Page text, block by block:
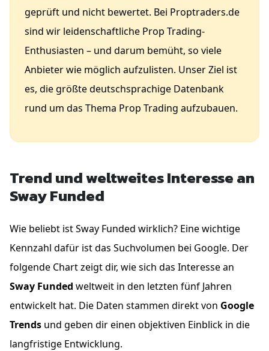
geprüft und nicht bewertet. Bei Proptraders.de
sind wir leidenschaftliche Prop Trading-
Enthusiasten – und darum bemüht, so viele
Anbieter wie möglich aufzulisten. Unser Ziel ist
es, die größte deutschsprachige Datenbank
rund um das Thema Prop Trading aufzubauen.
Trend und weltweites Interesse an
Sway Funded
Wie beliebt ist Sway Funded wirklich? Eine wichtige
Kennzahl dafür ist das Suchvolumen bei Google. Der
folgende Chart zeigt dir, wie sich das Interesse an
Sway Funded weltweit in den letzten fünf Jahren
entwickelt hat. Die Daten stammen direkt von Google
Trends und geben dir einen objektiven Einblick in die
langfristige Entwicklung.